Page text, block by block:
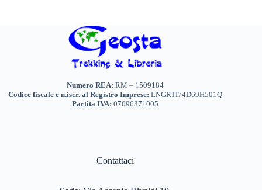
Numero REA:RM – 1509184
Codice fiscale e n.iscr. al Registro Imprese:LNGRTI74D69H501Q
Partita IVA: 07096371005
Contattaci